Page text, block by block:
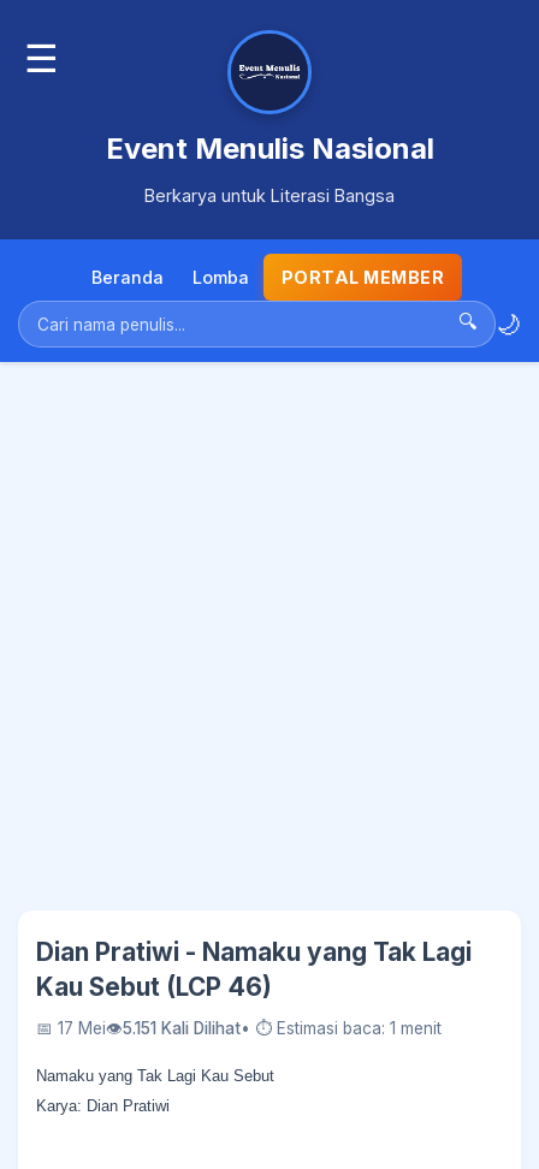
☰
Event Menulis Nasional
Berkarya untuk Literasi Bangsa
Beranda Lomba PORTAL MEMBER
🔍 🌙
Dian Pratiwi - Namaku yang Tak Lagi
Kau Sebut (LCP 46)
📅 17 Mei👁5.151 Kali Dilihat• ⏱ Estimasi baca: 1 menit
Namaku yang Tak Lagi Kau Sebut
Karya: Dian Pratiwi